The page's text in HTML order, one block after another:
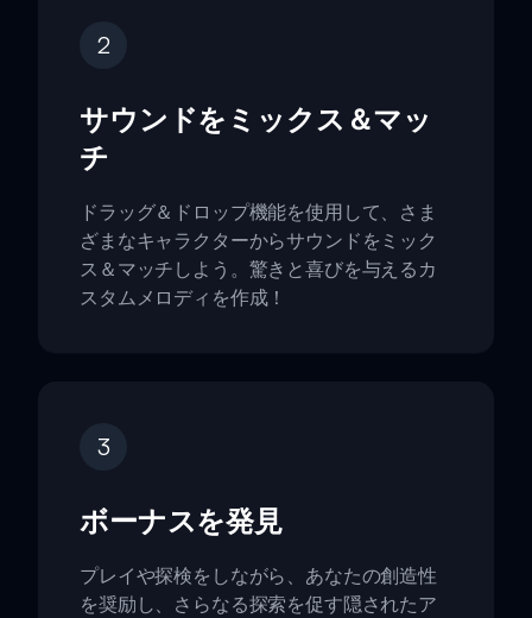
2
サウンドをミックス＆マッ
チ
ドラッグ＆ドロップ機能を使用して、さま
ざまなキャラクターからサウンドをミック
ス＆マッチしよう。驚きと喜びを与えるカ
スタムメロディを作成！
3
ボーナスを発見
プレイや探検をしながら、あなたの創造性
を奨励し、さらなる探索を促す隠されたア